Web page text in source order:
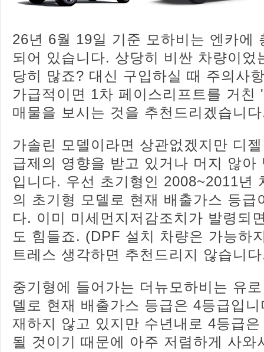
26년 6월 19일 기준 모하비는 엔카에
되어 있습니다. 상당히 비싼 차량이었
당히 많죠? 대신 구입하실 때 주의사
가급적이면 1차 페이스리프트를 거친
매물을 보시는 것을 추천드리겠습니
가솔린 모델이라면 상관없겠지만 디
급제의 영향을 받고 있거나 머지 않아
입니다. 우선 초기형인 2008~2011년
의 초기형 모델로 현재 배출가스 등급
다. 이미 미세먼지저감조치가 발령되
도 힘들죠. (DPF 설치 차량은 가능하
트레스 생각하면 추천드리지 않습니
중기형에 들어가는 더뉴모하비는 유
델로 현재 배출가스 등급은 4등급입
재하지 않고 있지만 수년내로 4등급
될 것이기 때문에 아주 저렴하게 사와